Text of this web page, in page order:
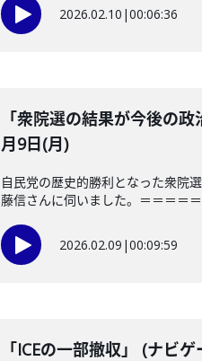
2026.02.10 |00:06:36
「衆院選の結果が今後の
月9日(月)
自民党の歴史的勝利となった衆院
藤信さんに伺いました。＝＝＝＝
2026.02.09 |00:09:59
「ICEの一部撤収」 (ナビ